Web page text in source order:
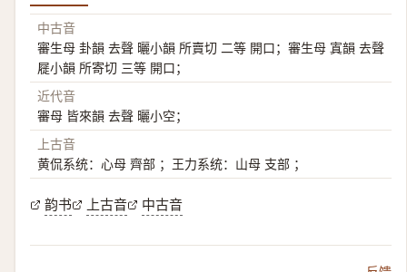
中古音
審生母 卦韻 去聲 曬小韻 所賣切 二等 開口；審生母 寘韻 去聲
屣小韻 所寄切 三等 開口；
近代音
審母 皆來韻 去聲 曬小空；
上古音
黄侃系统：心母 齊部 ；王力系统：山母 支部 ；
韵书 上古音 中古音